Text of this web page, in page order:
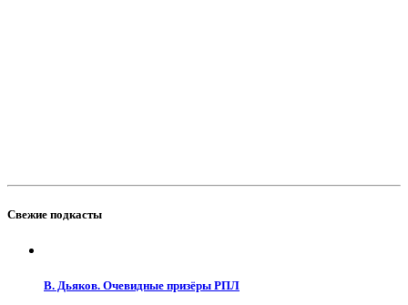
Свежие подкасты
В. Дьяков. Очевидные призёры РПЛ